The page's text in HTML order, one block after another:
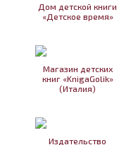
Дом детской книги
«Детское время»
Магазин детских
книг «KnigaGolik»
(Италия)
Издательство